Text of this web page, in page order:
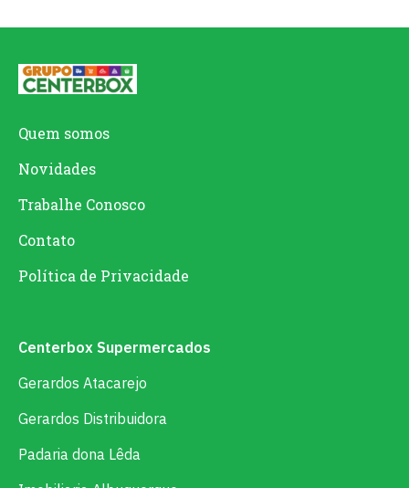
Quem somos
Novidades
Trabalhe Conosco
Contato
Política de Privacidade
Centerbox Supermercados
Gerardos Atacarejo
Gerardos Distribuidora
Padaria dona Lêda